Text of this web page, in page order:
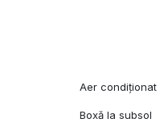
Aer condiționat
Boxă la subsol